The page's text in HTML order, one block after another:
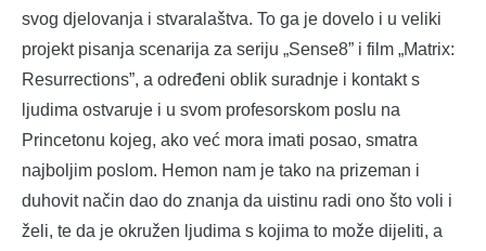
svog djelovanja i stvaralaštva. To ga je dovelo i u veliki
projekt pisanja scenarija za seriju „Sense8” i film „Matrix:
Resurrections”, a određeni oblik suradnje i kontakt s
ljudima ostvaruje i u svom profesorskom poslu na
Princetonu kojeg, ako već mora imati posao, smatra
najboljim poslom. Hemon nam je tako na prizeman i
duhovit način dao do znanja da uistinu radi ono što voli i
želi, te da je okružen ljudima s kojima to može dijeliti, a